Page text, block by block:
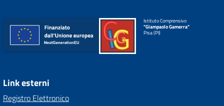
Istituto Comprensivo
"Giampaolo Gamerra"
Pisa (PI)
Link esterni
Registro Elettronico